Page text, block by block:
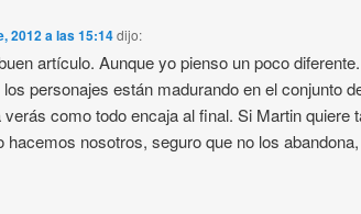
2012 a las 15:14dijo:
artículo. Aunque yo pienso un poco
personajes están madurando en el conjunto
verás como todo encaja al final. Si Martin quiere
hacemos nosotros, seguro que no los